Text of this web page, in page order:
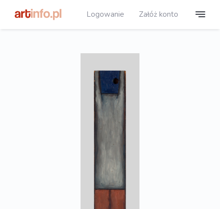
Logowanie Załóż konto